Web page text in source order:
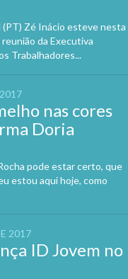
Zé Inácio esteve nesta
da Executiva
Trabalhadores...
nas cores
Doria
pode estar certo, que
estou aqui hoje, como
2017
ID Jovem no